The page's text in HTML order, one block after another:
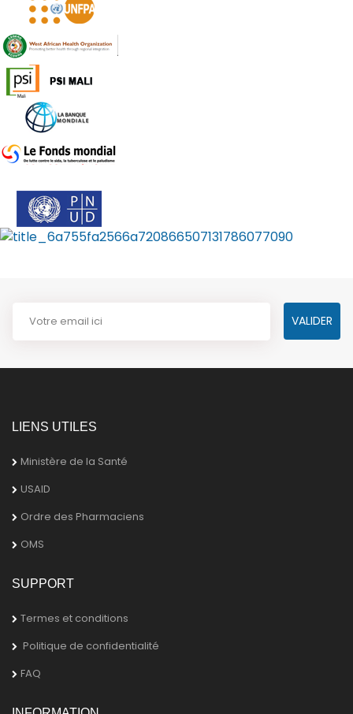
LIENS UTILES
Ministère de la Santé
USAID
Ordre des Pharmaciens
OMS
SUPPORT
Termes et conditions
Politique de confidentialité
FAQ